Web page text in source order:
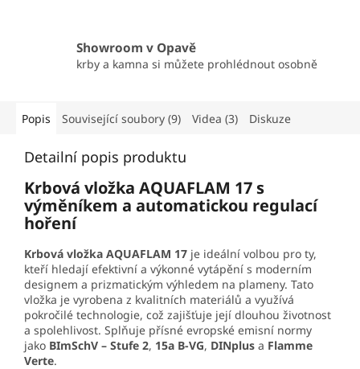
Showroom v Opavě
krby a kamna si můžete prohlédnout osobně
Popis Související soubory (9) Videa (3) Diskuze
Detailní popis produktu
Krbová vložka AQUAFLAM 17 s
výměníkem a automatickou regulací
hoření
Krbová vložka AQUAFLAM 17 je ideální volbou pro ty,
kteří hledají efektivní a výkonné vytápění s moderním
designem a prizmatickým výhledem na plameny. Tato
vložka je vyrobena z kvalitních materiálů a využívá
pokročilé technologie, což zajišťuje její dlouhou životnost
a spolehlivost. Splňuje přísné evropské emisní normy
jako BImSchV – Stufe 2, 15a B-VG, DINplus a Flamme
Verte.